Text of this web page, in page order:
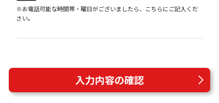
※お電話可能な時間帯・曜日がございましたら、こちらにご記入くだ
さい。
入力内容の確認